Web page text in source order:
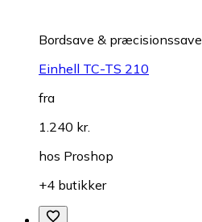
Bordsave & præcisionssave
Einhell TC-TS 210
fra
1.240 kr.
hos Proshop
+4 butikker